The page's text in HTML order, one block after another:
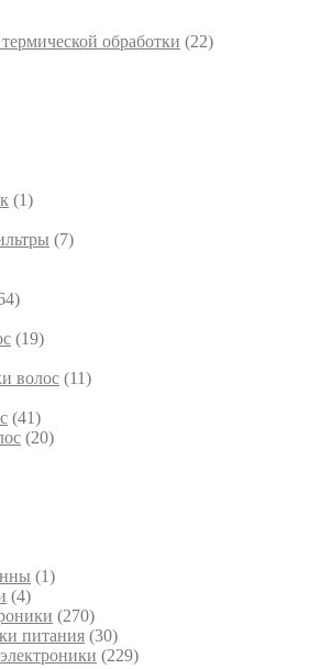
обработки 2222
11
77
64
1919
волос 1111
4141
товар
2020
11
44
товара270270
товаров
питания 3030
товаров
229229